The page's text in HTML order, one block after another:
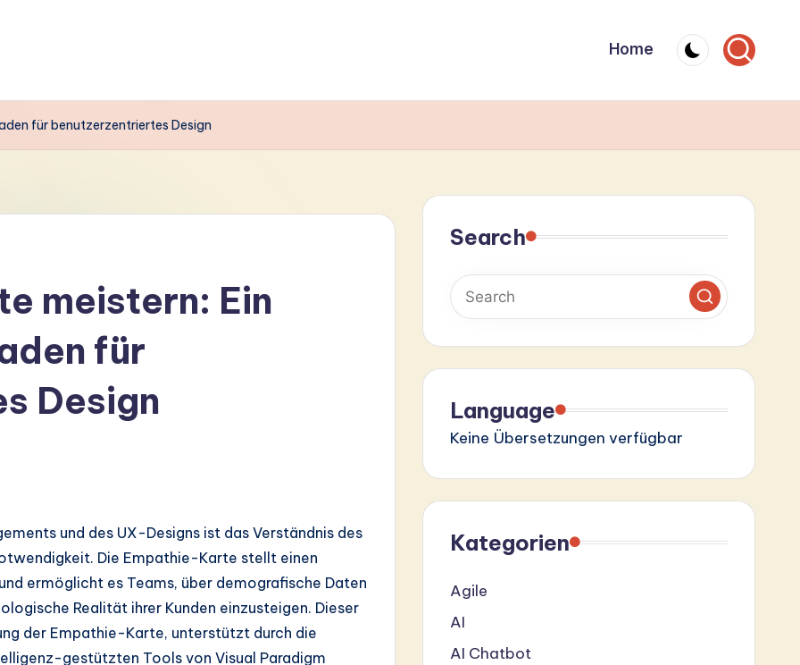
Home
für benutzerzentriertes Design
meistern: Ein
für
Design
und des UX-Designs ist das Verständnis des
Die Empathie-Karte stellt einen
ermöglicht es Teams, über demografische Daten
Realität ihrer Kunden einzusteigen. Dieser
der Empathie-Karte, unterstützt durch die
gestützten Tools von Visual Paradigm
Search
Language
Keine Übersetzungen verfügbar
Kategorien
Agile
AI
AI Chatbot